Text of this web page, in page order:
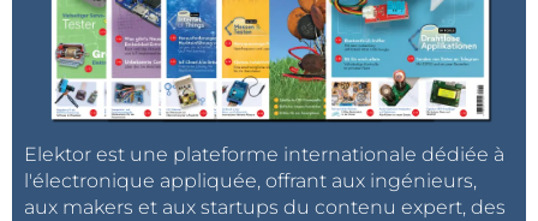
Elektor est une plateforme internationale dédiée à
l'électronique appliquée, offrant aux ingénieurs,
aux makers et aux startups du contenu expert, des